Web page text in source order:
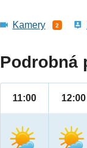
Kamery 2
Podrobná
11:00 12:00